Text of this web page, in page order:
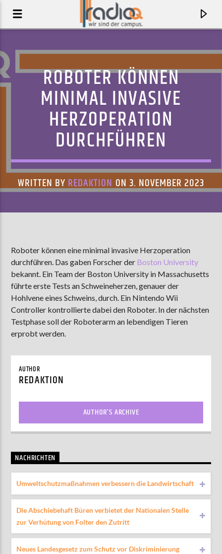
AKTUELLER TRACK
LOWLAKES
AKTUELLE SENDUNG
ABWASCH
18:00 19:00
ZU HÖREN IN
ROBOTER KÖNNEN
MINIMAL INVASIVE
HERZOPERATION
DURCHFÜHREN
WRITTEN BY REDAKTION ON 3. NOVEMBER 2023
Roboter können eine minimal invasive Herzoperation
durchführen. Das gaben Forscher der Boston University
bekannt. Ein Team der Boston University in Massachusetts
führte erste Tests an Schweineherzen, genauer der
Hohlvene eines Schweins, durch. Ein Nintendo Wii
Controller kontrollierte dabei den Roboter. In der nächsten
Testphase soll der Roboterarm an lebendigen Tieren
erprobt werden.
AUTHOR
REDAKTION
AUTHOR'S ARCHIVE
NACHRICHTEN
Umweltschutzmaßnahmen verbessern die Landwirtschaft
Die Abschiebehaft Büren verbietet der Nationalen Stelle
zur Verhütung von Folter den Zutritt
Neues Landesgesetz zum Schutz vor Diskriminierung